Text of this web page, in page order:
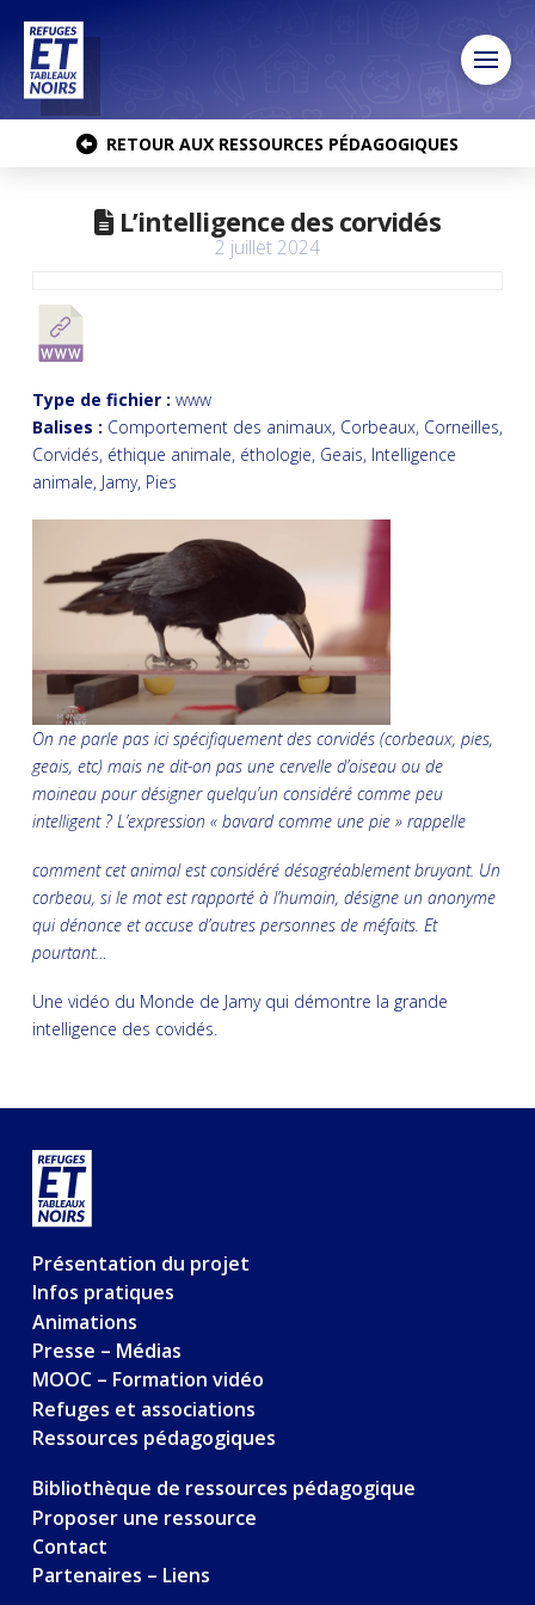
RETOUR AUX RESSOURCES PÉDAGOGIQUES
L’intelligence des corvidés
2 juillet 2024
On ne parle pas ici spécifiquement des corvidés (corbeaux, pies,
geais, etc) mais ne dit-on pas une cervelle d’oiseau ou de
moineau pour désigner quelqu’un considéré comme peu
intelligent ? L’expression « bavard comme une pie » rappelle
comment cet animal est considéré désagréablement bruyant. Un
corbeau, si le mot est rapporté à l’humain, désigne un anonyme
qui dénonce et accuse d’autres personnes de méfaits. Et
pourtant…
Une vidéo du Monde de Jamy qui démontre la grande
intelligence des covidés.
Type de fichier : www
Balises : Comportement des animaux, Corbeaux, Corneilles,
Corvidés, éthique animale, éthologie, Geais, Intelligence
animale, Jamy, Pies
Présentation du projet
Infos pratiques
Animations
Presse – Médias
MOOC – Formation vidéo
Refuges et associations
Ressources pédagogiques
Bibliothèque de ressources pédagogique
Proposer une ressource
Contact
Partenaires – Liens